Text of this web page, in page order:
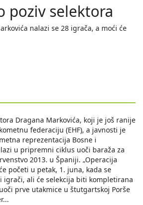
poziv selektora
nalazi se 28 igrača, a moći će
Dragana Markovića, koji je još ranije
federaciju (EHF), a javnosti je
reprezentacija Bosne i
u pripremni ciklus uoči baraža za
2013. u Španiji. „Operacija
početi u petak, 1. juna, kada se
ali će selekcija biti kompletirana
prve utakmice u štutgartskoj Porše
...